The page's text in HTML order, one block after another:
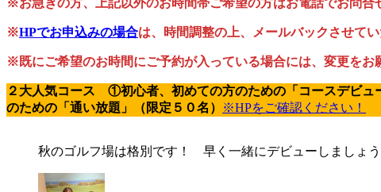
※お急ぎの方、上記以外のお時間帯ご希望の方はお電話でお問合
※HPでお申込みの場合は、時間調整の上、メールバックさせてい
※既にご希望のお時間にご予約が入っている場合には、変更をお
２大人気コース ①初心者、初めての方のための「コースデビ
のための「通い放題」（限定５０名）
※HPをご確認ください！
秋のゴルフ場は格別です！ 早く一緒にデビューしましょう